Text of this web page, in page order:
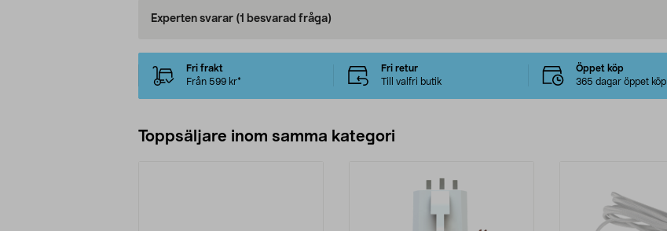
Experten svarar (1 besvarad fråga)
Fri frakt
Från 599 kr*
Fri retur
Till valfri butik
Öppet köp
365 dagar öppet köp
Toppsäljare inom samma kategori